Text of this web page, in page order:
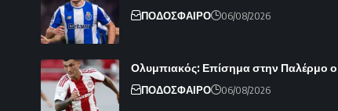
ΠΟΔΟΣΦΑΙΡΟ 06/08/2026
Ολυμπιακός: Επίσημα στην Παλέρμο ο
ΠΟΔΟΣΦΑΙΡΟ 06/08/2026